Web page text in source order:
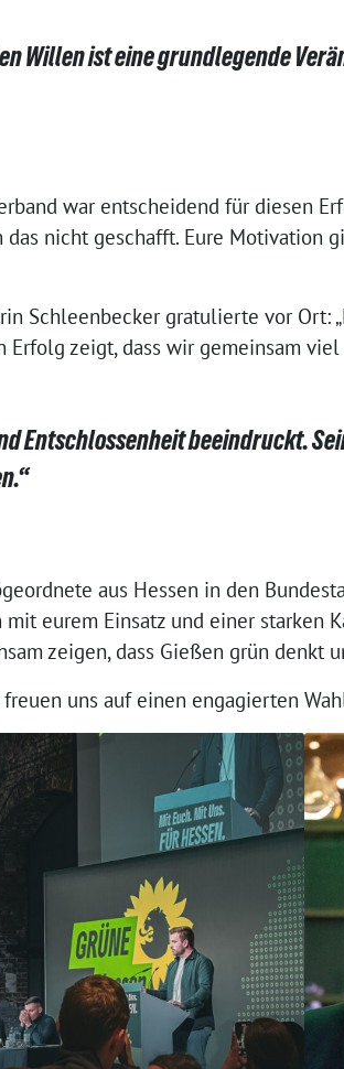
Willen ist eine grundlegende
war entscheidend für diesen
das nicht geschafft. Eure Motivation
Schleenbecker gratulierte vor Ort:
zeigt, dass wir gemeinsam viel
Entschlossenheit beeindruckt.
aus Hessen in den
eurem Einsatz und einer starken
zeigen, dass Gießen grün denkt
uns auf einen engagierten